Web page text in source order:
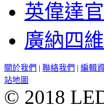
英偉達
廣納四
關於我們 | 聯絡我們 | 編輯
站地圖
© 2018